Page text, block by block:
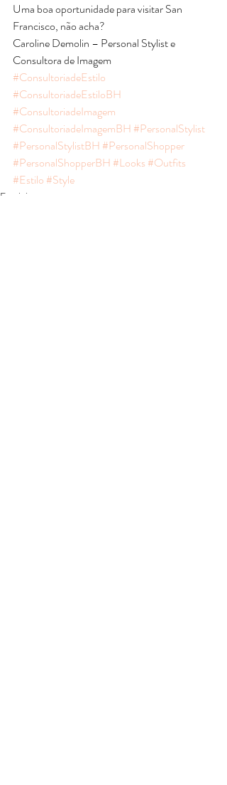
Uma boa oportunidade para visitar San
Francisco, não acha?
Caroline Demolin – Personal Stylist e
Consultora de Imagem
#ConsultoriadeEstilo
#ConsultoriadeEstiloBH
#ConsultoriadeImagem
#ConsultoriadeImagemBH #PersonalStylist
#PersonalStylistBH #PersonalShopper
#PersonalShopperBH #Looks #Outfits
#Estilo #Style
Feminino